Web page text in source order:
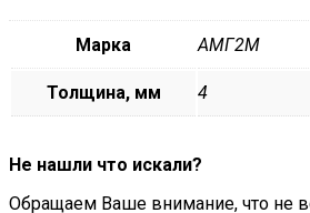
Марка АМГ2М
Толщина, мм 4
Не нашли что искали?
Обращаем Ваше внимание, что не